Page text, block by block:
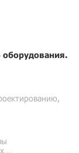
оборудования.